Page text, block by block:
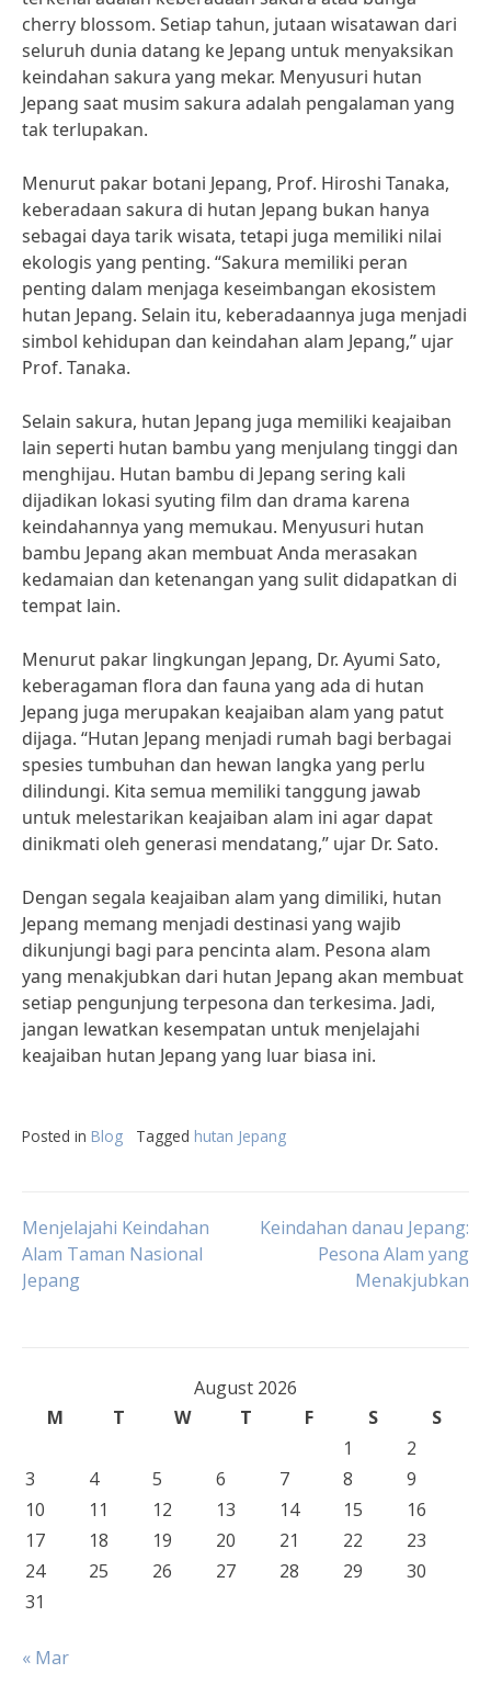
cherry blossom. Setiap tahun, jutaan wisatawan dari
seluruh dunia datang ke Jepang untuk menyaksikan
keindahan sakura yang mekar. Menyusuri hutan
Jepang saat musim sakura adalah pengalaman yang
tak terlupakan.
Menurut pakar botani Jepang, Prof. Hiroshi Tanaka,
keberadaan sakura di hutan Jepang bukan hanya
sebagai daya tarik wisata, tetapi juga memiliki nilai
ekologis yang penting. “Sakura memiliki peran
penting dalam menjaga keseimbangan ekosistem
hutan Jepang. Selain itu, keberadaannya juga menjadi
simbol kehidupan dan keindahan alam Jepang,” ujar
Prof. Tanaka.
Selain sakura, hutan Jepang juga memiliki keajaiban
lain seperti hutan bambu yang menjulang tinggi dan
menghijau. Hutan bambu di Jepang sering kali
dijadikan lokasi syuting film dan drama karena
keindahannya yang memukau. Menyusuri hutan
bambu Jepang akan membuat Anda merasakan
kedamaian dan ketenangan yang sulit didapatkan di
tempat lain.
Menurut pakar lingkungan Jepang, Dr. Ayumi Sato,
keberagaman flora dan fauna yang ada di hutan
Jepang juga merupakan keajaiban alam yang patut
dijaga. “Hutan Jepang menjadi rumah bagi berbagai
spesies tumbuhan dan hewan langka yang perlu
dilindungi. Kita semua memiliki tanggung jawab
untuk melestarikan keajaiban alam ini agar dapat
dinikmati oleh generasi mendatang,” ujar Dr. Sato.
Dengan segala keajaiban alam yang dimiliki, hutan
Jepang memang menjadi destinasi yang wajib
dikunjungi bagi para pencinta alam. Pesona alam
yang menakjubkan dari hutan Jepang akan membuat
setiap pengunjung terpesona dan terkesima. Jadi,
jangan lewatkan kesempatan untuk menjelajahi
keajaiban hutan Jepang yang luar biasa ini.
Posted in Blog Tagged hutan Jepang
Post
navigation
Menjelajahi Keindahan
Alam Taman Nasional
Jepang
Keindahan danau Jepang:
Pesona Alam yang
Menakjubkan
August 2026
M
T W T F S
S
1
2
3
4 5 6 7 8
9
10
11 12 13 14 15
16
17
18 19 20 21 22
23
24
25 26 27 28 29
30
31
« Mar